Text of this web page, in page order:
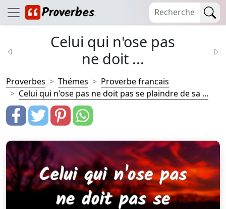
Celui qui n'ose pas
ne doit ...
Proverbes Thémes
Proverbe francais
Celui qui n'ose pas ne doit pas se plaindre de sa ...